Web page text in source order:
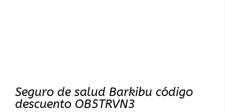
Seguro de salud Barkibu código
descuento OB5TRVN3